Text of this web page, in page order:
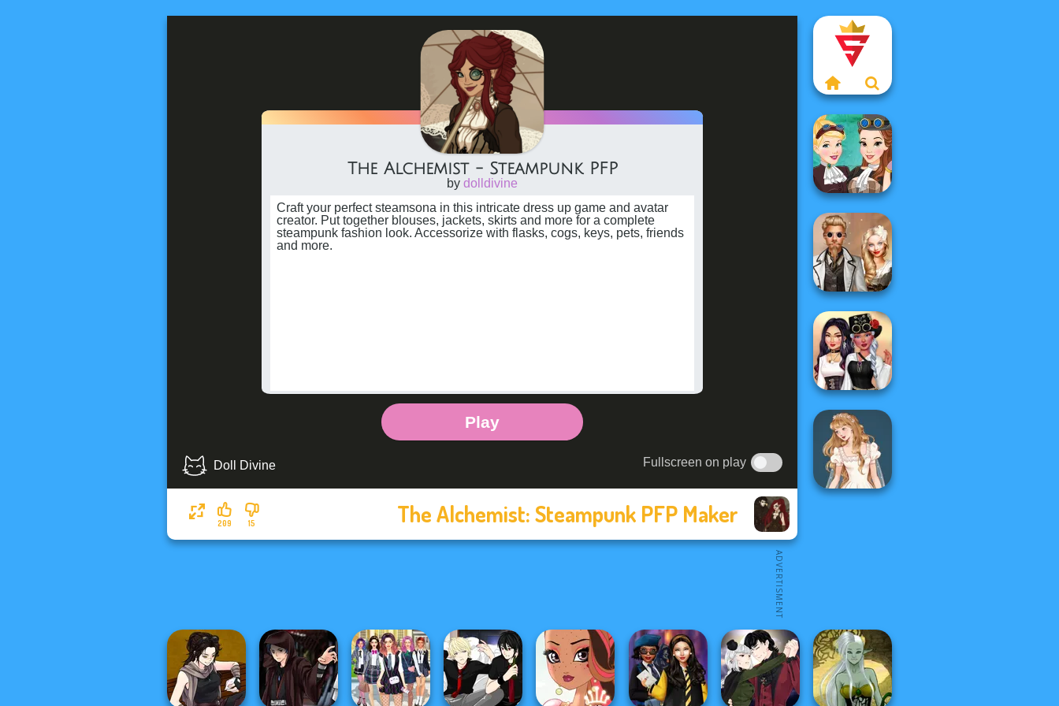
The Alchemist: Steampunk PFP Maker
15
209
Steampunk
Princesses
Steampunk
Wedding
Steampunk
Insta Princesses